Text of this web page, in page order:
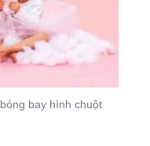
bay hình chuột